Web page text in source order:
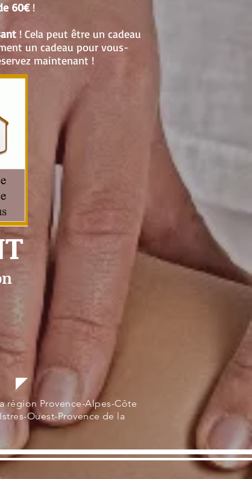
60€!
! Cela peut être un cadeau
un cadeau pour vous-
maintenant !
région Provence-Alpes-Côte
Ouest-Provence de la